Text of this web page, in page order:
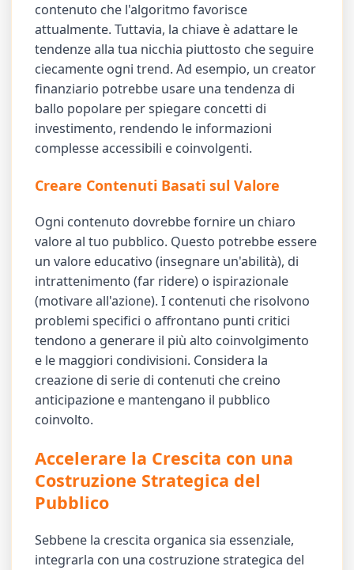
contenuto che l'algoritmo favorisce
attualmente. Tuttavia, la chiave è adattare le
tendenze alla tua nicchia piuttosto che seguire
ciecamente ogni trend. Ad esempio, un creator
finanziario potrebbe usare una tendenza di
ballo popolare per spiegare concetti di
investimento, rendendo le informazioni
complesse accessibili e coinvolgenti.
Creare Contenuti Basati sul Valore
Ogni contenuto dovrebbe fornire un chiaro
valore al tuo pubblico. Questo potrebbe essere
un valore educativo (insegnare un'abilità), di
intrattenimento (far ridere) o ispirazionale
(motivare all'azione). I contenuti che risolvono
problemi specifici o affrontano punti critici
tendono a generare il più alto coinvolgimento
e le maggiori condivisioni. Considera la
creazione di serie di contenuti che creino
anticipazione e mantengano il pubblico
coinvolto.
Accelerare la Crescita con una
Costruzione Strategica del
Pubblico
Sebbene la crescita organica sia essenziale,
integrarla con una costruzione strategica del